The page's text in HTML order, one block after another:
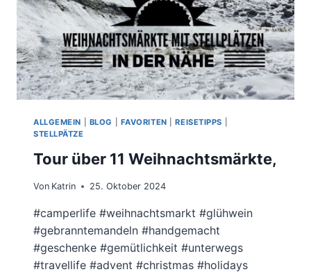
ALLGEMEIN BLOG FAVORITEN |REISETIPPS
STELLPÄTZE
Tour über 11 Weihnachtsmärkte,
Von Katrin 25. Oktober 2024
#camperlife #weihnachtsmarkt #glühwein
#gebranntemandeln #handgemacht
#geschenke #gemütlichkeit #unterwegs
#travellife #advent #christmas #holidays